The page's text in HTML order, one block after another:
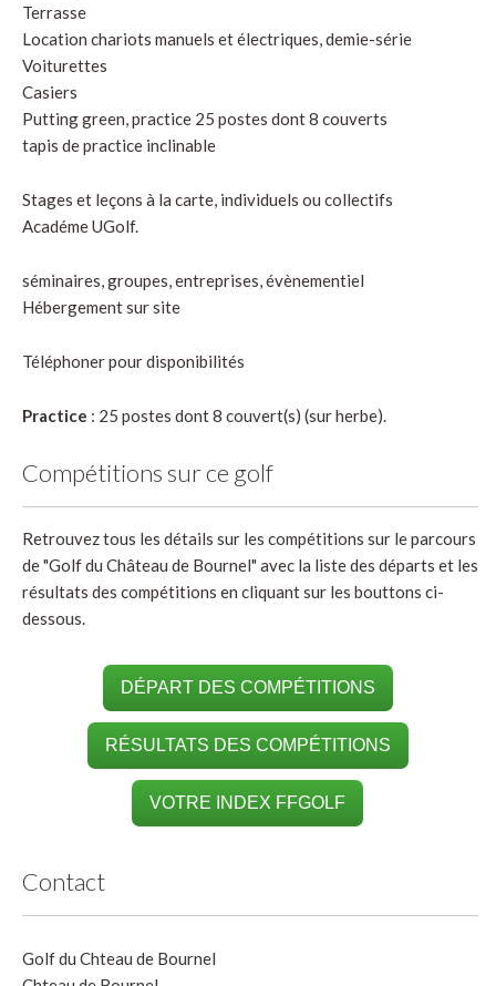
Terrasse
Location chariots manuels et électriques, demie-série
Voiturettes
Casiers
Putting green, practice 25 postes dont 8 couverts
tapis de practice inclinable
Stages et leçons à la carte, individuels ou collectifs
Académe UGolf.
séminaires, groupes, entreprises, évènementiel
Hébergement sur site
Téléphoner pour disponibilités
Practice : 25 postes dont 8 couvert(s) (sur herbe).
Compétitions sur ce golf
Retrouvez tous les détails sur les compétitions sur le parcours
de "Golf du Château de Bournel" avec la liste des départs et les
résultats des compétitions en cliquant sur les bouttons ci-
dessous.
DÉPART DES COMPÉTITIONS
RÉSULTATS DES COMPÉTITIONS
VOTRE INDEX FFGOLF
Contact
Golf du Chteau de Bournel